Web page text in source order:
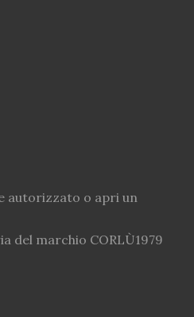
autorizzato o apri un
del marchio CORLÙ1979